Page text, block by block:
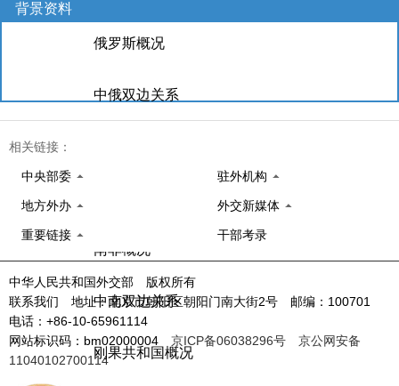
背景资料
俄罗斯概况
中俄双边关系
南非概况
中南双边关系
刚果共和国概况
相关链接：
中央部委 驻外机构
地方外办 外交新媒体
重要链接 干部考录
中华人民共和国外交部 版权所有
联系我们 地址：北京市朝阳区朝阳门南大街2号 邮编：100701
电话：+86-10-65961114
网站标识码：bm02000004 京ICP备06038296号
京公网安备
11040102700114